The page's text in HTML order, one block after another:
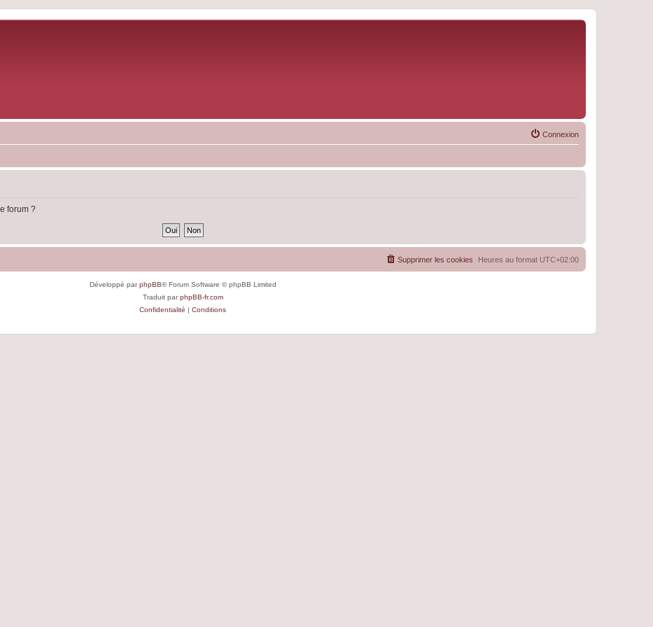
Connexion
forum ?
Heures au format UTC+02:00
Supprimer les cookies
Développé parphpBB® Forum Software © phpBB Limited
Traduit parphpBB-fr.com
Confidentialité | Conditions